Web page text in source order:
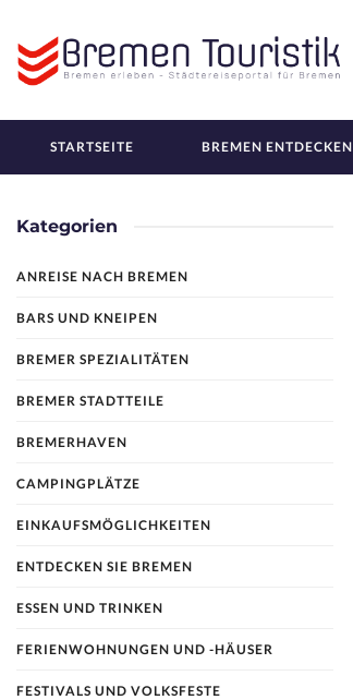
STARTSEITE BREMEN ENTDECKEN
Kategorien
ANREISE NACH BREMEN
BARS UND KNEIPEN
BREMER SPEZIALITÄTEN
BREMER STADTTEILE
BREMERHAVEN
CAMPINGPLÄTZE
EINKAUFSMÖGLICHKEITEN
ENTDECKEN SIE BREMEN
ESSEN UND TRINKEN
FERIENWOHNUNGEN UND -HÄUSER
FESTIVALS UND VOLKSFESTE